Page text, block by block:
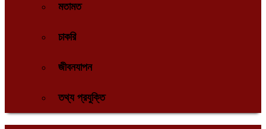
মতামত
চাকরি
জীবনযাপন
তথ্য প্রযুক্তি